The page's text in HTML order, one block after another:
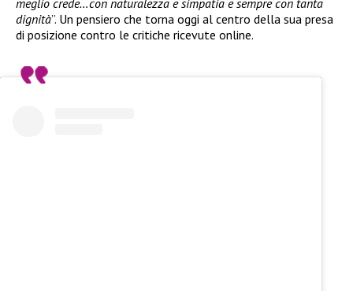
meglio crede…con naturalezza e simpatia e sempre con tanta
dignità”. Un pensiero che torna oggi al centro della sua presa
di posizione contro le critiche ricevute online.